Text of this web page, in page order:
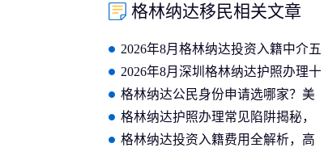
格林纳达移民相关文章
2026年8月格林纳达投资入籍中介五
大排名公布，选机构可参考这些维
度
2026年8月深圳格林纳达护照办理十
大中介有哪些？哪家专业度更高更
稳妥？
格林纳达公民身份申请选哪家？美
瑞海外四代含兄弟姐妹全流程透明
服务成功率高
格林纳达护照办理常见陷阱揭秘，
教你辨别正规靠谱的机构
格林纳达投资入籍费用全解析，高